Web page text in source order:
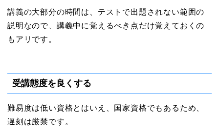
講義の大部分の時間は、テストで出題されない範囲の
説明なので、講義中に覚えるべき点だけ覚えておくの
もアリです。
受講態度を良くする
難易度は低い資格とはいえ、国家資格でもあるため、
遅刻は厳禁です。